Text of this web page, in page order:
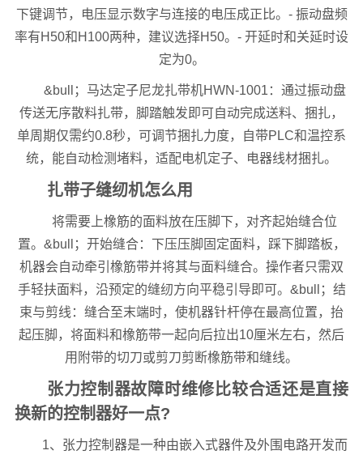
下键调节，电压显示数字与连接的电压成正比。- 振动盘频
率有H50和H100两种，建议选择H50。- 开延时和关延时设
定为0。
&bull；马达定子尼龙扎带机HWN-1001：通过振动盘
传送无序散料扎带，脚踏触发即可自动完成送料、捆扎，
单周期仅需约0.8秒，可调节捆扎力度，自带PLC和温控系
统，能自动检测堵料，适配电机定子、电器线材捆扎。
扎带子缝纫机怎么用
将需要上橡筋的面料放在压脚下，对齐起始缝合位
置。&bull；开始缝合：下压压脚固定面料，踩下脚踏板，
机器会自动牵引橡筋带并将其与面料缝合。操作者只需双
手轻扶面料，沿预定的缝纫方向平稳引导即可。&bull；结
束与剪线：缝合至末端时，使机器针杆停在最高位置，抬
起压脚，将面料和橡筋带一起向后拉出10厘米左右，然后
用附带的切刀或剪刀剪断橡筋带和缝线。
张力控制器故障时维修比较合适还是直接
换新的控制器好一点?
1、张力控制器是一种由嵌入式器件及外围电路开发而